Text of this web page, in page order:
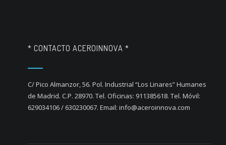
* CONTACTO ACEROINNOVA *
C/ Pico Almanzor, 56. Pol. Industrial “Los Linares” Humanes
de Madrid. C.P. 28970. Tel. Oficinas: 911385618. Tel. Móvil:
629034106 / 630230067. Email: info@aceroinnova.com